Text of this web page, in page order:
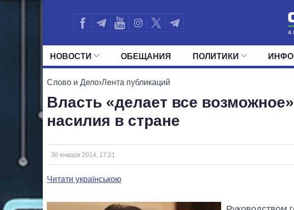
НОВОСТИ ОБЕЩАНИЯ ПОЛИТИКИ
ВСЕ ПОЛИТИКИ
Слово и Дело›Лента публикаций
Власть «делает все
насилия в стране
30 января 2014, 17:21
Читати українською